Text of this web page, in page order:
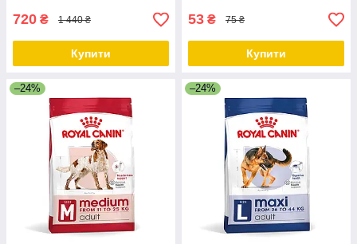
720 ₴ 1 440 ₴
Купити
53 ₴ 75 ₴
Купити
–24% –24%